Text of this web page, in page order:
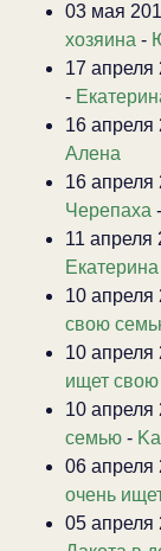
03 мая
хозяина -
17 апреля
-
16 апреля
Алена
16 апреля
Черепаха -
11 апреля
Екатерина
10 апреля
свою
10 апреля
ищет
10 апреля
семью -
06 апреля
очень
05 апреля